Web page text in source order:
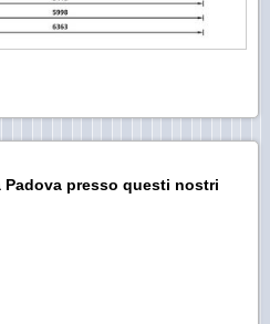
presso questi nostri